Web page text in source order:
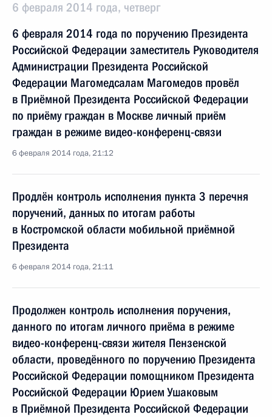
6 февраля 2014 года, четверг
6 февраля 2014 года по поручению Президента
Российской Федерации заместитель Руководителя
Администрации Президента Российской
Федерации Магомедсалам Магомедов провёл
в Приёмной Президента Российской Федерации
по приёму граждан в Москве личный приём
граждан в режиме видео-конференц-связи
6 февраля 2014 года, 21:12
Продлён контроль исполнения пункта 3 перечня
поручений, данных по итогам работы
в Костромской области мобильной приёмной
Президента
6 февраля 2014 года, 21:11
Продолжен контроль исполнения поручения,
данного по итогам личного приёма в режиме
видео-конференц-связи жителя Пензенской
области, проведённого по поручению Президента
Российской Федерации помощником Президента
Российской Федерации Юрием Ушаковым
в Приёмной Президента Российской Федерации